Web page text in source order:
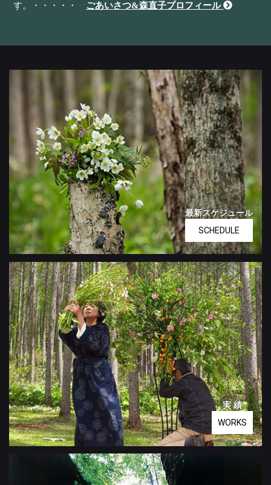
す。・・・・・ ごあいさつ&森直子プロフィール
最新スケジュール
SCHEDULE
実 績
WORKS